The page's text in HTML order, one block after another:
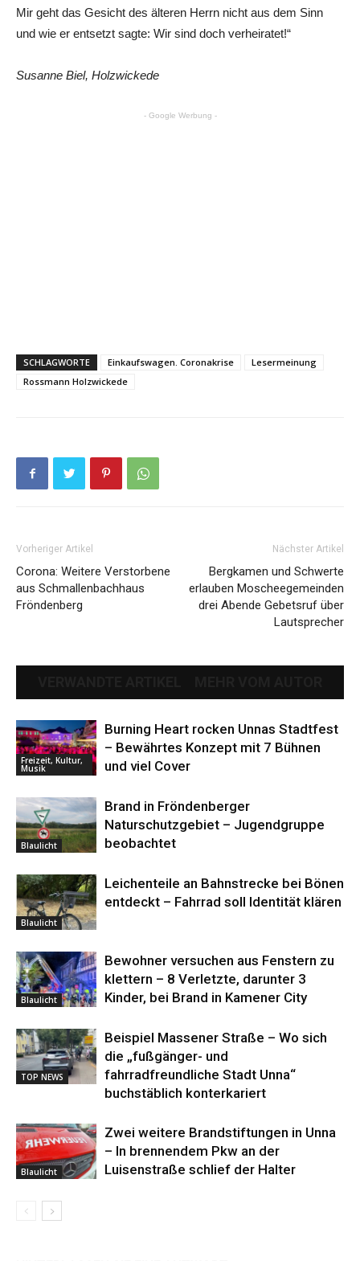
Mir geht das Gesicht des älteren Herrn nicht aus dem Sinn
und wie er entsetzt sagte: Wir sind doch verheiratet!“
Susanne Biel, Holzwickede
- Google Werbung -
SCHLAGWORTE Einkaufswagen. Coronakrise
Lesermeinung
Rossmann Holzwickede
Vorheriger Artikel
Corona: Weitere Verstorbene
aus Schmallenbachhaus
Fröndenberg
Nächster Artikel
Bergkamen und Schwerte
erlauben Moscheegemeinden
drei Abende Gebetsruf über
Lautsprecher
Freizeit, Kultur,
Musik
Burning Heart rocken Unnas Stadtfest
– Bewährtes Konzept mit 7 Bühnen
und viel Cover
Blaulicht
Brand in Fröndenberger
Naturschutzgebiet – Jugendgruppe
beobachtet
Blaulicht
Leichenteile an Bahnstrecke bei Bönen
entdeckt – Fahrrad soll Identität klären
Blaulicht
Bewohner versuchen aus Fenstern zu
klettern – 8 Verletzte, darunter 3
Kinder, bei Brand in Kamener City
TOP NEWS
Beispiel Massener Straße – Wo sich
die „fußgänger- und
fahrradfreundliche Stadt Unna“
buchstäblich konterkariert
Blaulicht
Zwei weitere Brandstiftungen in Unna
– In brennendem Pkw an der
Luisenstraße schlief der Halter